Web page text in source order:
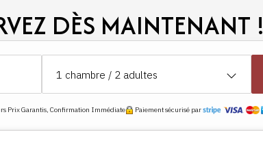
DÈS MAINTENANT !
1 chambre / 2 adultes
Prix Garantis, Confirmation Immédiate Paiement sécurisé par